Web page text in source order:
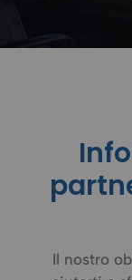
Il nostro